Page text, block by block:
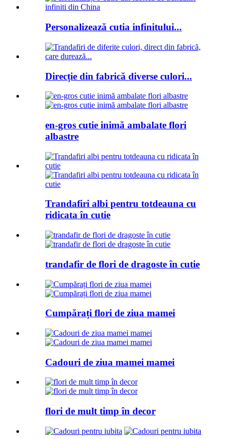
Personalizează cutia infinitului...
Direcție din fabrică diverse culori...
en-gros cutie inimă ambalate flori
albastre
Trandafiri albi pentru totdeauna cu
ridicata în cutie
trandafir de flori de dragoste în cutie
Cumpărați flori de ziua mamei
Cadouri de ziua mamei mamei
flori de mult timp în decor